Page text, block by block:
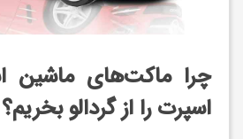
چرا ماکت‌های ماشین
اسپرت را از گردالو بخریم؟